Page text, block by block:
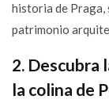
historia de Praga,
patrimonio
2. Descubra
la colina de